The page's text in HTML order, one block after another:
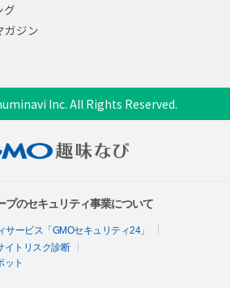
グ
ガジン
Inc. All Rights Reserved.